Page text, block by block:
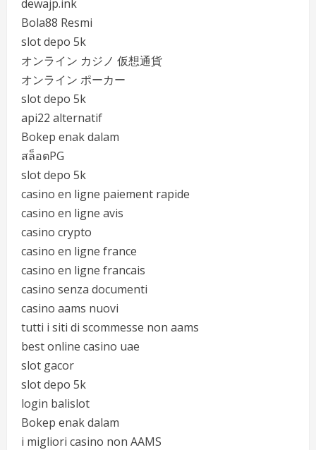
dewajp.ink
Bola88 Resmi
slot depo 5k
オンライン カジノ 仮想通貨
オンライン ポーカー
slot depo 5k
api22 alternatif
Bokep enak dalam
สล็อตPG
slot depo 5k
casino en ligne paiement rapide
casino en ligne avis
casino crypto
casino en ligne france
casino en ligne francais
casino senza documenti
casino aams nuovi
tutti i siti di scommesse non aams
best online casino uae
slot gacor
slot depo 5k
login balislot
Bokep enak dalam
i migliori casino non AAMS